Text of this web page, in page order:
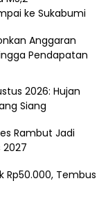
ke Sukabumi
Anggaran
Pendapatan
2026: Hujan
Siang
Rambut Jadi
2027
Rp50.000, Tembus